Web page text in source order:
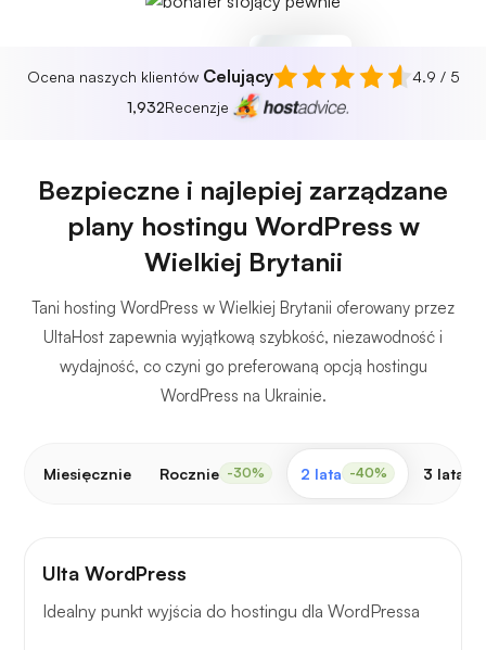
Chroniony
Nie znaleziono
zagrożeń
Ocena naszych klientów Celujący
4.9 / 5
1,932Recenzje
Bezpieczne i najlepiej zarządzane
plany hostingu WordPress w
Wielkiej Brytanii
Tani hosting WordPress w Wielkiej Brytanii oferowany przez
UltaHost zapewnia wyjątkową szybkość, niezawodność i
wydajność, co czyni go preferowaną opcją hostingu
WordPress na Ukrainie.
Miesięcznie Rocznie -30% 2 lata -40% 3 lata
Ulta WordPress
Idealny punkt wyjścia do hostingu dla WordPressa